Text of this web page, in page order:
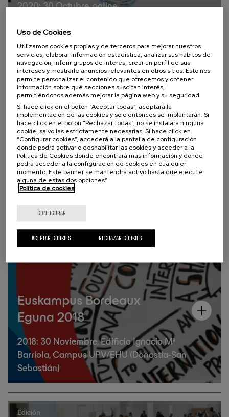
2020: 30 Octubre, online
Edición
Euskampus Bordeaux
Eguna 2019
2019: 29 Noviembre, La Bastide (Burdeos)
Edición
Euskampus Bordeaux
Eguna 2018
2018: 30 Noviembre, Edificio Ignacio Mª
Barriola, Campus UPV/EHU (Donostia-San
Sebastián)
Edición
Uso de Cookies
Utilizamos cookies propias y de terceros para mejorar nuestros
servicios, elaborar información estadística, analizar sus hábitos de
navegación, inferir grupos de interés, crear un perfil de sus
intereses y mostrarle anuncios relevantes en otros sitios. Esto nos
permite personalizar el contenido que ofrecemos y obtener
información sobre qué secciones suscitan interés,
permitiéndonos además mejorar la página web y su seguridad.
Si hace click en el botón “Aceptar todas”, aceptará la
implementación de las cookies y solo entonces se implantarán. Si
hace click en el botón “Rechazar todas”, no sé instalará ninguna
cookie, salvo las estrictamente necesarias. Si hace click en
“Configurar cookies”, accederá a la pantalla de configuración
donde podrá activar o deshabilitar las cookies y acceder a la
Política de Cookies donde encontrará más información y donde
podrá acceder a la configuración de cookies en cualquier
momento. Este banner se mantendrá activo hasta que ejecute
alguna de estas dos opciones”
Política de cookies
CONFIGURAR
RECHAZAR COOKIES
ACEPTAR COOKIES